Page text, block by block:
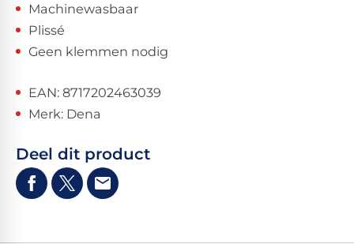
Machinewasbaar
Plissé
Geen klemmen nodig
EAN: 8717202463039
Merk: Dena
Deel dit product